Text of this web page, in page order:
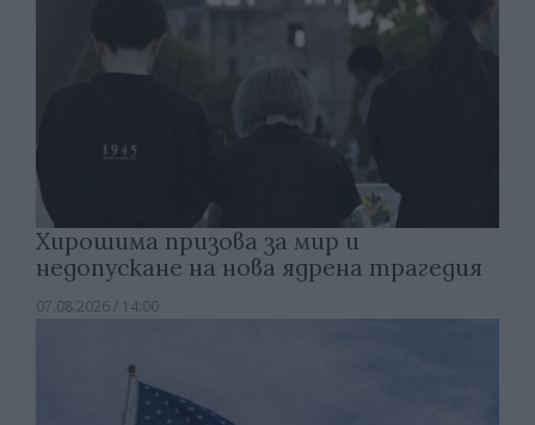
Хирошима призова за мир и
недопускане на нова ядрена трагедия
07.08.2026 / 14:00